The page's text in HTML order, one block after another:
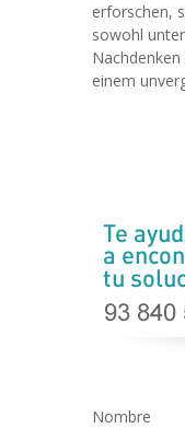
erforschen,
sowohl
einem
Nombre